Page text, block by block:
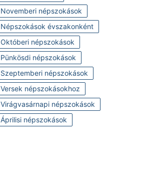
Novemberi népszokások
Népszokások évszakonként
Októberi népszokások
Pünkösdi népszokások
Szeptemberi népszokások
Versek népszokásokhoz
Virágvasárnapi népszokások
Áprilisi népszokások